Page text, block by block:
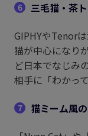
6
三毛猫・茶
GIPHYやTenor
猫が中心になり
ど日本でなじみ
相手に「わかっ
7
猫ミーム風